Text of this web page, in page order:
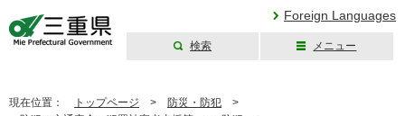
Foreign Languages
検索 メニュー
現在位置： トップページ > 防災・防犯 >